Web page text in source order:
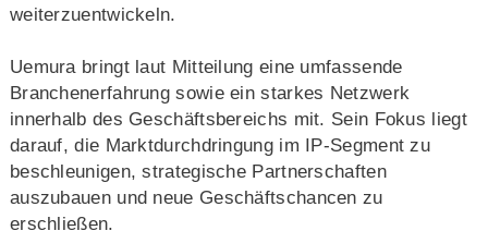
weiterzuentwickeln.
Uemura bringt laut Mitteilung eine umfassende
Branchenerfahrung sowie ein starkes Netzwerk
innerhalb des Geschäftsbereichs mit. Sein Fokus liegt
darauf, die Marktdurchdringung im IP-Segment zu
beschleunigen, strategische Partnerschaften
auszubauen und neue Geschäftschancen zu
erschließen.